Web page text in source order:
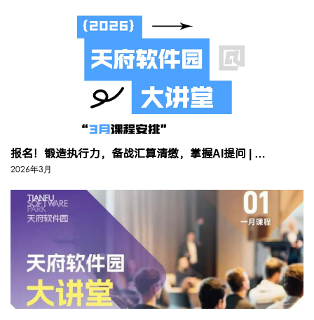
报名！锻造执行力，备战汇算清缴，掌握AI提问 | 天府软件园大讲堂三月...
2026年3月